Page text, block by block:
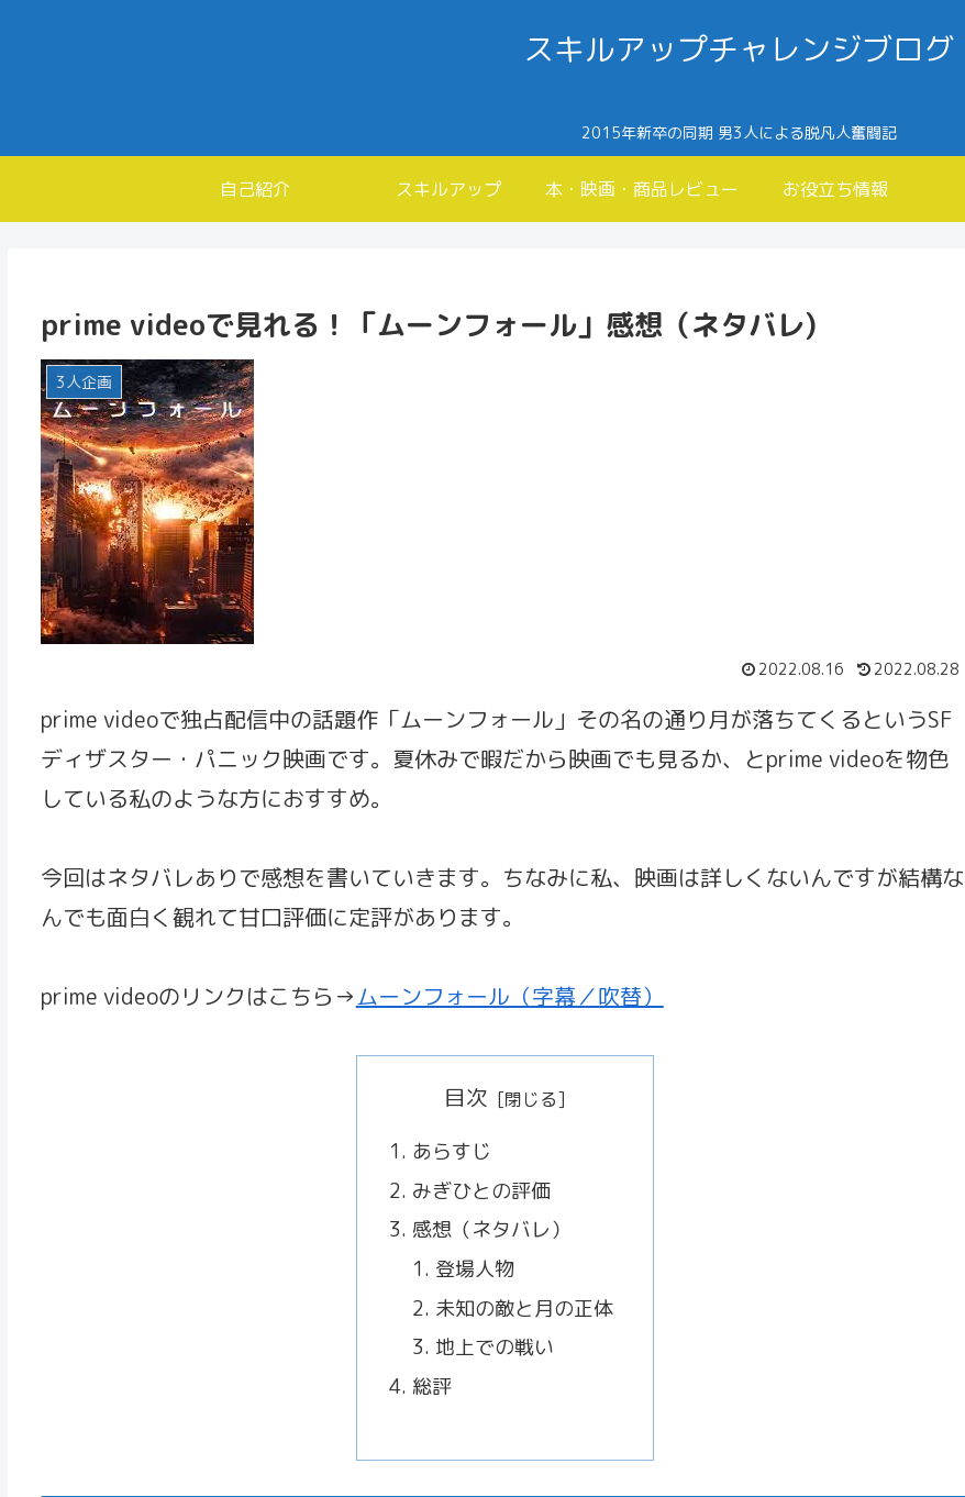
スキルアップチャレンジブログ
2015年新卒の同期 男3人による脱凡人奮闘記
自己紹介 スキルアップ 本・映画・商品レビュー お役立ち情報
prime videoで見れる！「ムーンフォール」感想（ネタバレ)
3人企画
2022.08.16 2022.08.28
prime videoで独占配信中の話題作「ムーンフォール」その名の通り月が落ちてくるというSF
ディザスター・パニック映画です。夏休みで暇だから映画でも見るか、とprime videoを物色
している私のような方におすすめ。
今回はネタバレありで感想を書いていきます。ちなみに私、映画は詳しくないんですが結構な
んでも面白く観れて甘口評価に定評があります。
prime videoのリンクはこちら→ムーンフォール（字幕／吹替）
目次
あらすじ
みぎひとの評価
感想（ネタバレ）
登場人物
未知の敵と月の正体
地上での戦い
総評